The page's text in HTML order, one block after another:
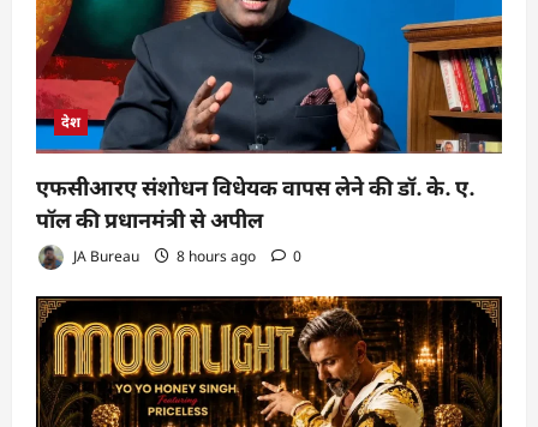
देश
एफसीआरए संशोधन विधेयक वापस लेने की डॉ. के. ए.
पॉल की प्रधानमंत्री से अपील
JA Bureau 8 hours ago 0